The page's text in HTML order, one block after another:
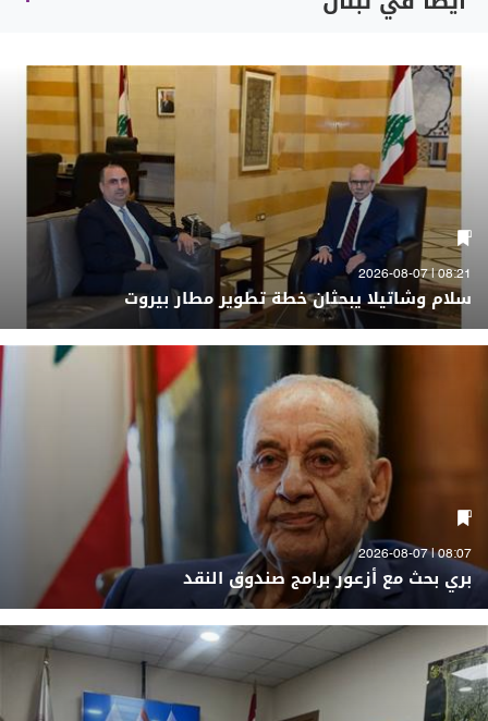
08:21 | 2026-08-07
سلام وشاتيلا يبحثان خطة تطوير مطار بيروت
08:07 | 2026-08-07
بري بحث مع أزعور برامج صندوق النقد